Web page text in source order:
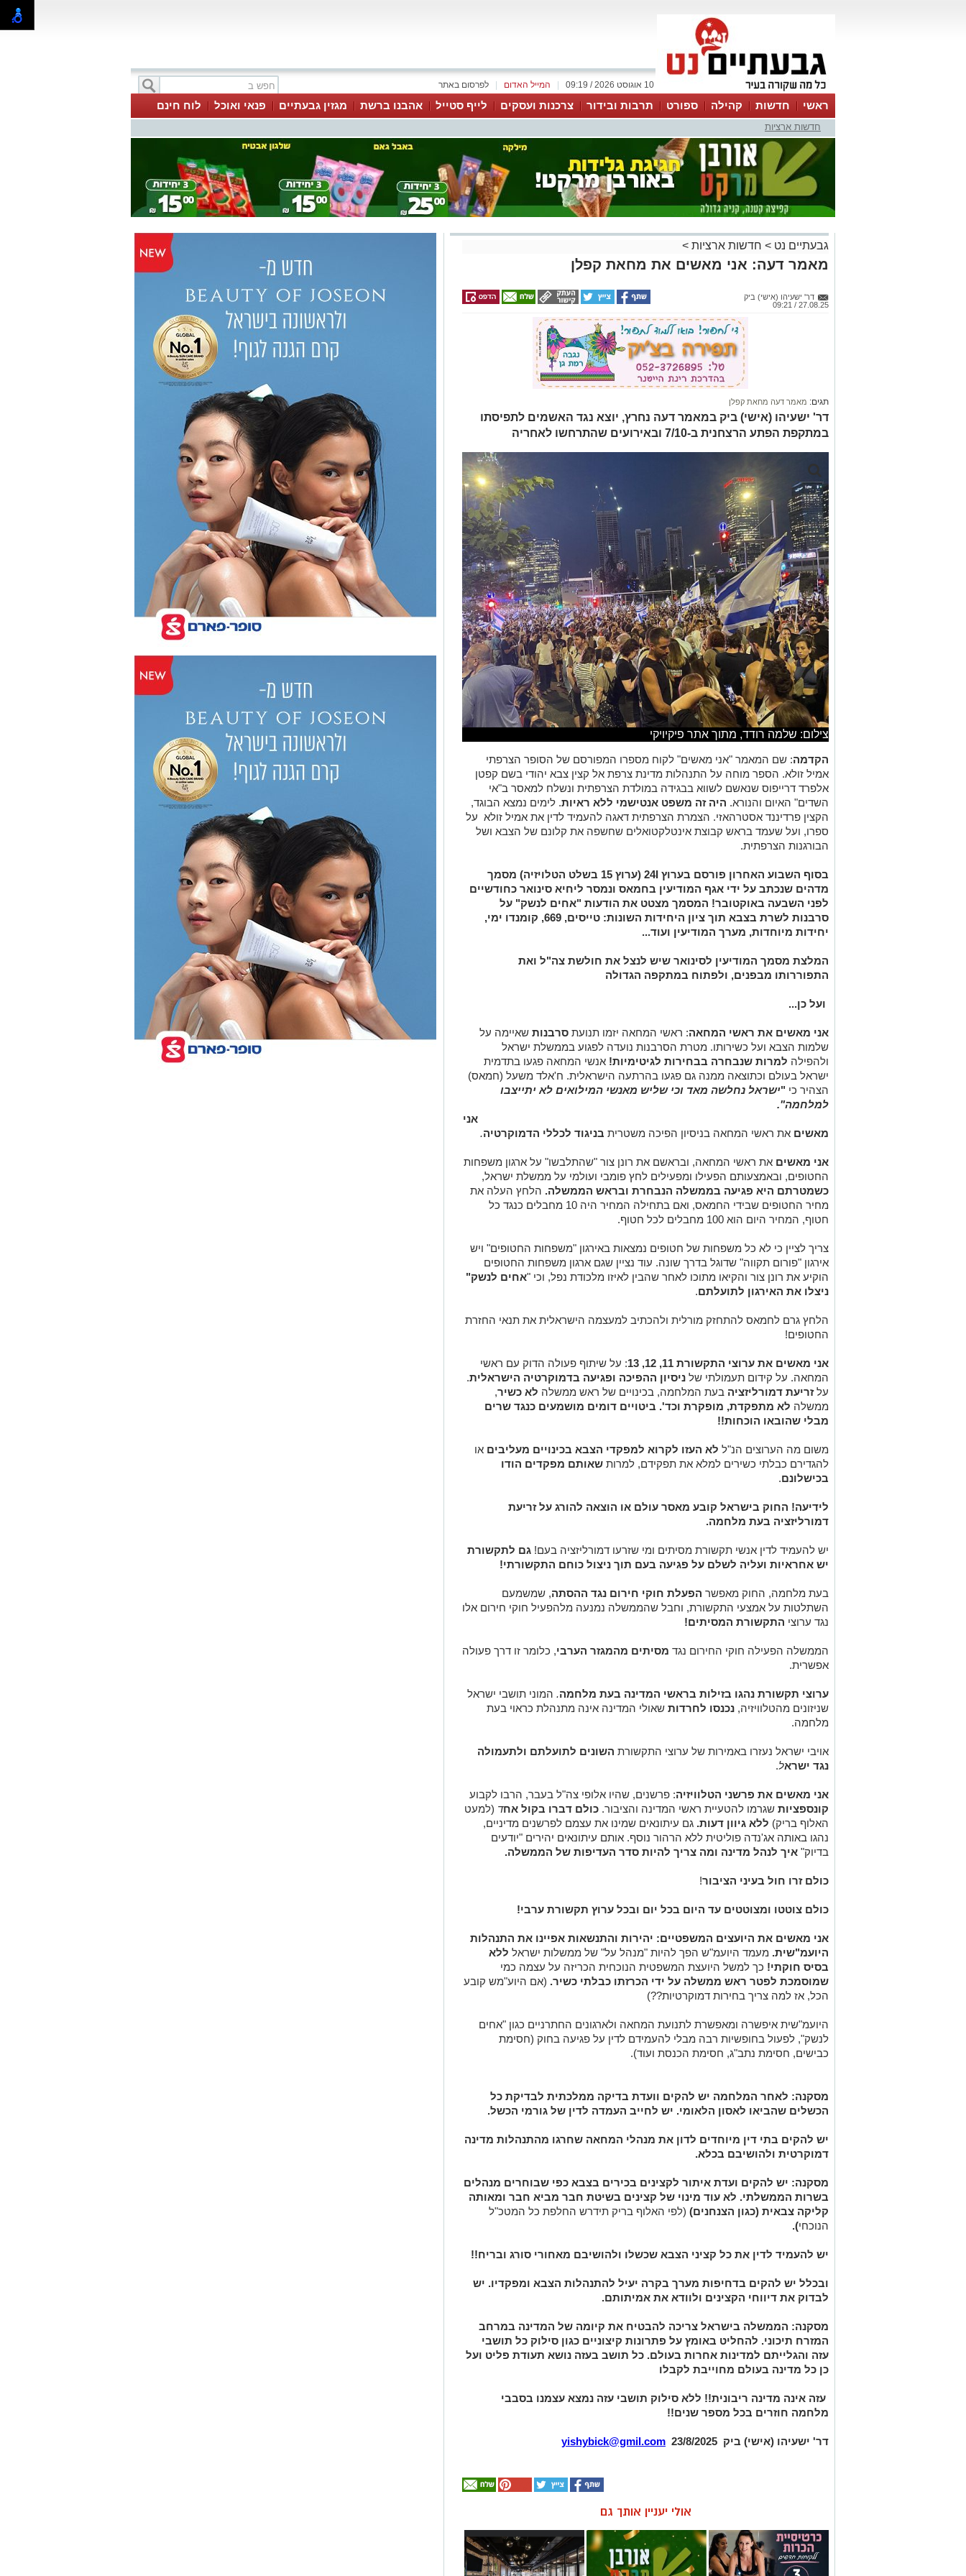
לפרסום באתר המייל האדום 10 אוגוסט 2026 / 09:19
ראשי חדשות קהילה ספורט תרבות ובידור צרכנות ועסקים לייף סטייל אהבנו ברשת מגזין גבעתיים פנאי ואוכל לוח חינם
חדשות ארציות
גבעתיים נט > חדשות ארציות >
מאמר דעה: אני מאשים את מחאת קפלן
דר' ישעיהו (אישי) ביק
27.08.25 / 09:21
תגים: מאמר דעה מחאת קפלן
דר' ישעיהו (אישי) ביק במאמר דעה נחרץ, יוצא נגד האשמים לתפיסתו
במתקפת הפתע הרצחנית ב-7/10 ובאירועים שהתרחשו לאחריה
צילום: שלמה רודד, מתוך אתר פיקיויקי
הקדמה: שם המאמר "אני מאשים" לקוח מספרו המפורסם של הסופר הצרפתי
אמיל זולא. הספר מוחה על התנהלות מדינת צרפת אל קצין צבא יהודי בשם קפטן
אלפרד דרייפוס שנאשם לשווא בבגידה במולדת הצרפתית ונשלח למאסר ב"אי
השדים" האיום והנורא. היה זה משפט אנטישמי ללא ראיות. לימים נמצא הבוגד,
הקצין פרדיננד אסטרהאזי. הצמרת הצרפתית דאגה להעמיד לדין את אמיל זולא על
ספרו, ועל שעמד בראש קבוצת אינטלקטואלים שחשפה את קלונם של הצבא ושל
הבורגנות הצרפתית.
בסוף השבוע האחרון פורסם בערוץ 24I (ערוץ 15 בשלט הטלויזיה) מסמך
מדהים שנכתב על ידי אגף המודיעין בחמאס ונמסר ליחיא סינואר כחודשיים
לפני השבעה באוקטובר! המסמך מצטט את הודעות "אחים לנשק" על
סרבנות לשרת בצבא תוך ציון היחידות השונות: טייסים, 669, קומנדו ימי,
יחידות מיוחדות, מערך המודיעין ועוד...
המלצת מסמך המודיעין לסינואר שיש לנצל את חולשת צה"ל ואת
התפוררותו מבפנים, ולפתוח במתקפה הגדולה
ועל כן...
אני מאשים את ראשי המחאה: ראשי המחאה יזמו תנועת סרבנות שאיימה על
שלמות הצבא ועל כשירותו. מטרת הסרבנות נועדה לפגוע בממשלת ישראל
ולהפילה למרות שנבחרה בבחירות לגיטימיות! אנשי המחאה פגעו בתדמית
ישראל בעולם וכתוצאה ממנה גם פגעו בהרתעה הישראלית. ח'אלד משעל (חמאס)
הצהיר כי "ישראל נחלשה מאד וכי שליש מאנשי המילואים לא יתייצבו
למלחמה".
אני
מאשים את ראשי המחאה בניסיון הפיכה משטרית בניגוד לכללי הדמוקרטיה.
אני מאשים את ראשי המחאה, ובראשם את רונן צור "שהתלבשו" על ארגון משפחות
החטופים, ובאמצעותם הפעילו ומפעילים לחץ פומבי ועולמי על ממשלת ישראל,
כשמטרתם היא פגיעה בממשלה הנבחרת ובראש הממשלה. הלחץ העלה את
מחיר החטופים שבידי החמאס, ואם בתחילה המחיר היה 10 מחבלים כנגד כל
חטוף, המחיר היום הוא 100 מחבלים לכל חטוף.
צריך לציין כי לא כל משפחות של חטופים נמצאות באירגון "משפחות החטופים" ויש
אירגון "פורום תקווה" שדוגל בדרך שונה. עוד נציין שגם ארגון משפחות החטופים
הוקיע את רונן צור והקיאו מתוכו לאחר שהבין לאיזו מלכודת נפל, וכי "אחים לנשק"
ניצלו את האירגון לתועלתם.
הלחץ גרם לחמאס להתחזק מורלית ולהכתיב למעצמה הישראלית את תנאי החזרת
החטופים!
אני מאשים את ערוצי התקשורת 11, 12, 13
: על שיתוף פעולה הדוק עם ראשי
המחאה. על קידום תעמולתי של ניסיון ההפיכה ופגיעה בדמוקרטיה הישראלית.
עלזריעת דמורליזציה בעת המלחמה, בכינויים של ראש ממשלה לא כשיר,
ממשלה לא מתפקדת, מופקרת וכד'. ביטויים דומים מושמעים כנגד שרים
מבלי שהובאו הוכחות!!
משום מה הערוצים הנ"ל לא העזו לקרוא למפקדי הצבא בכינויים מעליבים או
להגדירם כבלתי כשירים למלא את תפקידם, למרות שאותם מפקדים הודו
בכישלונם.
לידיעה! החוק בישראל קובע מאסר עולם או הוצאה להורג על זריעת
דמורליזציה בעת מלחמה.
יש להעמיד לדין אנשי תקשורת מסיתים ומי שזרעו דמורליזציה בעם! גם לתקשורת
יש אחראיות ועליה לשלם על פגיעה בעם תוך ניצול כוחם התקשורתי!
בעת מלחמה, החוק מאפשר הפעלת חוקי חירום נגד ההסתה, שמשמעם
השתלטות על אמצעי התקשורת, וחבל שהממשלה נמנעה מלהפעיל חוקי חירום אלו
נגד ערוצי התקשורת המסיתים!
הממשלה הפעילה חוקי החירום נגד מסיתים מהמגזר הערבי, כלומר זו דרך פעולה
אפשרית.
ערוצי תקשורת נהגו בזילות בראשי המדינה בעת מלחמה. המוני תושבי ישראל
שניזונים מהטלוויזיה, נכנסו לחרדות שאולי המדינה אינה מתנהלת כראוי בעת
מלחמה.
אויבי ישראל נעזרו באמירות של ערוצי התקשורת השונים לתועלתם ולתעמולה
נגד ישראל.
אני מאשים את פרשני הטלוויזיה: פרשנים, שהיו אלופי צה"ל בעבר, הרבו לקבוע
קונספציות שגרמו להטעיית ראשי המדינה והציבור. כולם דברו בקול אחד (למעט
האלוף בריק) ללא גיוון דעות. גם עיתונאים שמינו את עצמם לפרשנים מדיניים,
נהגו באותה אג'נדה פוליטית ללא הרהור נוסף. אותם עיתונאים יהירים "יודעים
בדיוק" איך לנהל מדינה ומה צריך להיות סדר העדיפות של הממשלה.
כולם זרו חול בעיני הציבור!
כולם צוטטו ומצוטטים עד היום בכל יום ובכל ערוץ תקשורת ערבי!
אני מאשים את היועצים המשפטיים: יהירות והתנשאות אפיינו את התנהלות
היועמ"שית. מעמד היועמ"ש הפך להיות "מנהל על" של ממשלות ישראל ללא
בסיס חוקתי! כך למשל היועצת המשפטית הנוכחית הכריזה על עצמה כמי
שמוסמכת לפטר ראש ממשלה על ידי הכרזתו כבלתי כשיר. (אם היוע"מש קובע
הכל, אז למה צריך בחירות דמוקרטיות??)
היועמ"שית איפשרה ומאפשרת לתנועת המחאה ולארגונים החתרניים כגון "אחים
לנשק", לפעול בחופשיות רבה מבלי להעמידם לדין על פגיעה בחוק (חסימת
כבישים, חסימת נתב"ג, חסימת הכנסת ועוד).
מסקנה: לאחר המלחמה יש להקים וועדת בדיקה ממלכתית לבדיקת כל
הכשלים שהביאו לאסון הלאומי. יש לחייב העמדה לדין של גורמי הכשל.
יש להקים בתי דין מיוחדים לדון את מנהלי המחאה שחרגו מהתנהלות מדינה
דמוקרטית ולהושיבם בכלא.
מסקנה: יש להקים ועדת איתור לקצינים בכירים בצבא כפי שבוחרים מנהלים
בשרות הממשלתי. לא עוד מינוי של קצינים בשיטת חבר מביא חבר ומאותה
קליקה צבאית (כגון הצנחנים) (לפי האלוף בריק תידרש החלפת כל המטכ"ל
הנוכחי).
יש להעמיד לדין את כל קציני הצבא שכשלו ולהושיבם מאחורי סורג ובריח!!
ובכלל יש להקים בדחיפות מערך בקרה יעיל להתנהלות הצבא ומפקדיו. יש
לבדוק את דיווחי הקצינים ולוודא את אמיתותם.
מסקנה: הממשלה בישראל צריכה להבטיח את קיומה של המדינה במרחב
המזרח תיכוני. להחליט באומץ על פתרונות קיצוניים כגון סילוק כל תושבי
עזה והגלייתם למדינות אחרות בעולם. כל תושב בעזה נושא תעודת פליט ועל
כן כל מדינה בעולם מחוייבת לקבלו
עזה אינה מדינה ריבונית!! ללא סילוק תושבי עזה נמצא עצמנו בסבבי
מלחמה חוזרים בכל מספר שנים!!
דר' ישעיהו (אישי) ביק yishybick@gmil.com 23/8/2025
אולי יעניין אותך גם